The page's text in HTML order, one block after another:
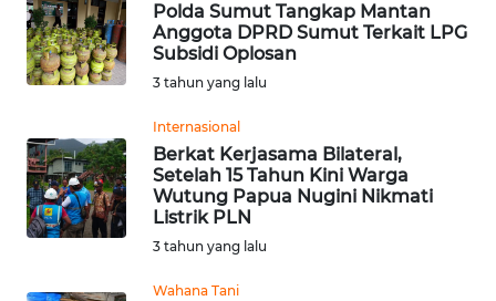
Polda Sumut Tangkap Mantan
Anggota DPRD Sumut Terkait LPG
Subsidi Oplosan
3 tahun yang lalu
Internasional
Berkat Kerjasama Bilateral,
Setelah 15 Tahun Kini Warga
Wutung Papua Nugini Nikmati
Listrik PLN
3 tahun yang lalu
Wahana Tani
LAWAS
WN
WN
CIANJUR
WN